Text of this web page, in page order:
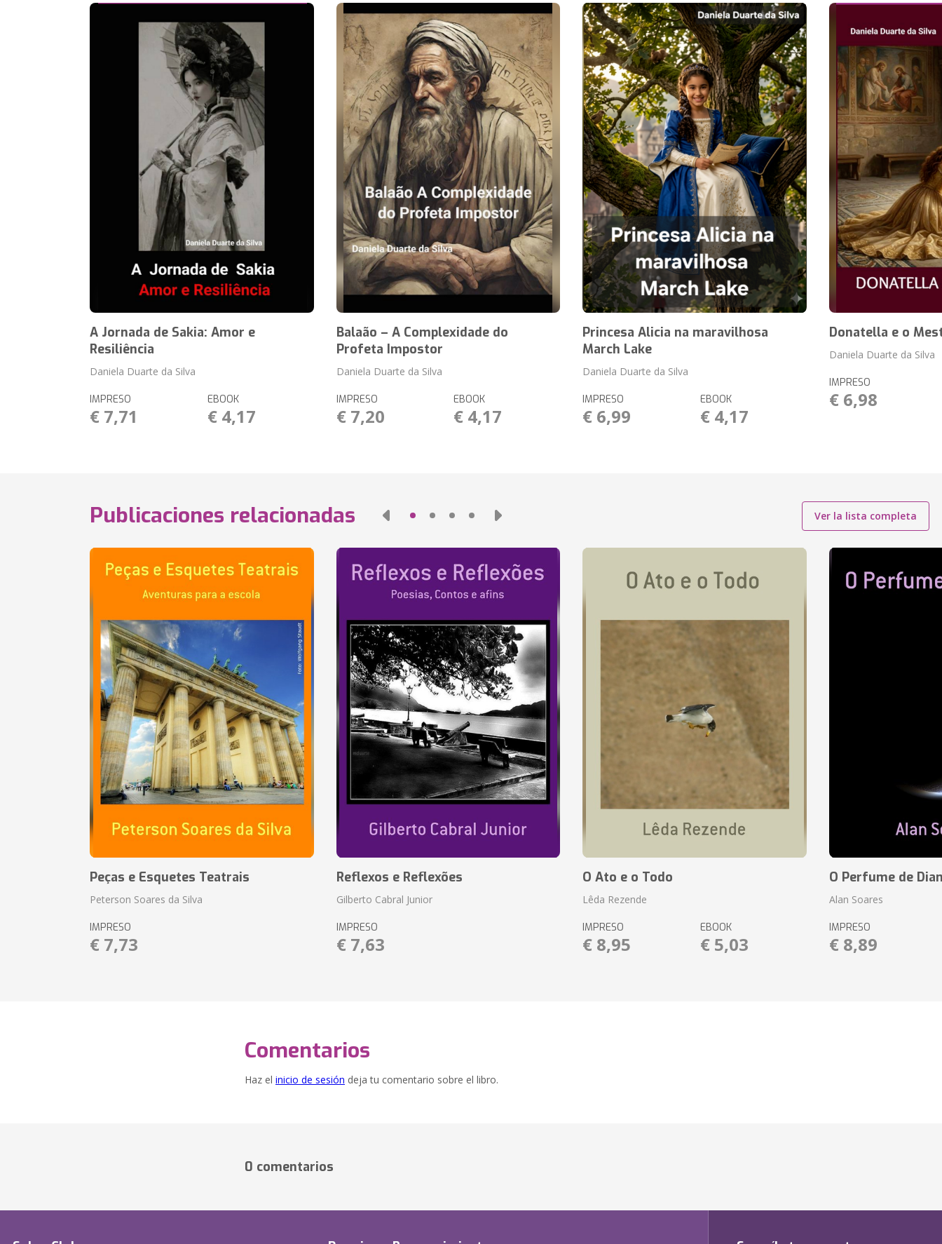
A Jornada de Sakia: Amor e
Resiliência
Daniela Duarte da Silva
IMPRESO
€ 7,71
EBOOK
€ 4,17
Balaão – A Complexidade do
Profeta Impostor
Daniela Duarte da Silva
IMPRESO
€ 7,20
EBOOK
€ 4,17
Princesa Alicia na maravilhosa
March Lake
Daniela Duarte da Silva
IMPRESO
€ 6,99
EBOOK
€ 4,17
Donatella e o
Daniela Duarte da Silva
IMPRESO
€ 6,98
Publicaciones relacionadas Ver la lista completa
Peças e Esquetes Teatrais
Peterson Soares da Silva
IMPRESO
€ 7,73
Reflexos e Reflexões
Gilberto Cabral Junior
IMPRESO
€ 7,63
O Ato e o Todo
Lêda Rezende
IMPRESO
€ 8,95
EBOOK
€ 5,03
O Perfume de
Alan Soares
IMPRESO
€ 8,89
Comentarios
Haz el inicio de sesión deja tu comentario sobre el libro.
0 comentarios